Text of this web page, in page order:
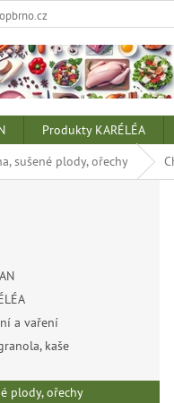
Produkty KARÉLÉA
sušené plody, ořechy
a vaření
kaše
plody, ořechy